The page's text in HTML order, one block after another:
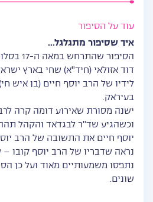
עוד על הסיפור
איך שסיפור מתגלגל...
הסיפור
בעיראק.
ישנה מסורת שאירוע דומה קרה
וכשהגיע שד"ר לבגדאד והקהל
יוסף חיים את התשובה של הרב
נראה שדבריו של הרב יוסף קובו
נתפסו משמעותיים מאוד ועל כן
שונים.